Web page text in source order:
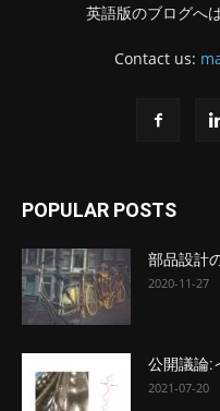
英語版のブログへ
Contact us:
POPULAR POSTS
部品設計
2020-11-27
公開議論:
2021-07-20